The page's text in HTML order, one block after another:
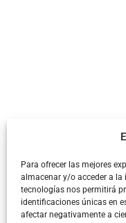
Para ofrecer las mejores
almacenar y/o acceder a
tecnologías nos permitirá
identificaciones únicas en
afectar negativamente a